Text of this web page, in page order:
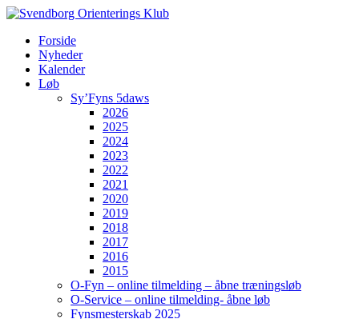
Forside
Nyheder
Kalender
Løb
Sy’Fyns 5daws
2026
2025
2024
2023
2022
2021
2020
2019
2018
2017
2016
2015
O-Fyn – online tilmelding – åbne træningsløb
O-Service – online tilmelding- åbne løb
Fynsmesterskab 2025